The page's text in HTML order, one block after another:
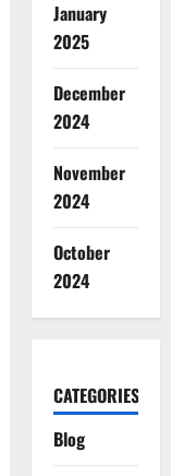
January
2025
December
2024
November
2024
October
2024
CATEGORIES
Blog